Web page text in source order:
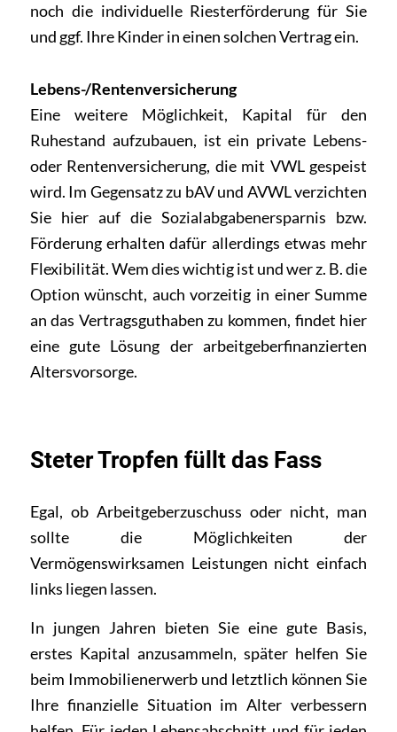
noch die individuelle Riesterförderung für Sie
und ggf. Ihre Kinder in einen solchen Vertrag ein.
Lebens-/Rentenversicherung
Eine weitere Möglichkeit, Kapital für den
Ruhestand aufzubauen, ist ein private Lebens-
oder Rentenversicherung, die mit VWL gespeist
wird. Im Gegensatz zu bAV und AVWL verzichten
Sie hier auf die Sozialabgabenersparnis bzw.
Förderung erhalten dafür allerdings etwas mehr
Flexibilität. Wem dies wichtig ist und wer z. B. die
Option wünscht, auch vorzeitig in einer Summe
an das Vertragsguthaben zu kommen, findet hier
eine gute Lösung der arbeitgeberfinanzierten
Altersvorsorge.
Steter Tropfen füllt das Fass
Egal, ob Arbeitgeberzuschuss oder nicht, man
sollte die Möglichkeiten der
Vermögenswirksamen Leistungen nicht einfach
links liegen lassen.
In jungen Jahren bieten Sie eine gute Basis,
erstes Kapital anzusammeln, später helfen Sie
beim Immobilienerwerb und letztlich können Sie
Ihre finanzielle Situation im Alter verbessern